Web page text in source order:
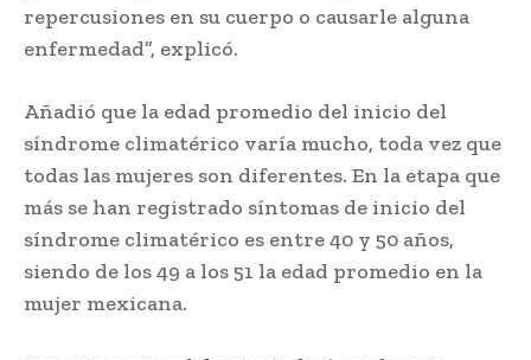
repercusiones en su cuerpo o causarle alguna
enfermedad”, explicó.
Añadió que la edad promedio del inicio del
síndrome climatérico varía mucho, toda vez que
todas las mujeres son diferentes. En la etapa que
más se han registrado síntomas de inicio del
síndrome climatérico es entre 40 y 50 años,
siendo de los 49 a los 51 la edad promedio en la
mujer mexicana.